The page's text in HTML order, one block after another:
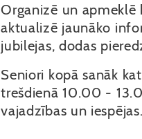
Organizē un apmeklē
aktualizē jaunāko
jubilejas, dodas
Seniori kopā sanāk
trešdienā 10.00 -
vajadzības un iespējas.